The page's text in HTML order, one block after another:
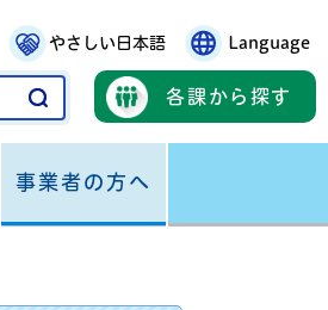
やさしい日本語 Language
各課から探す
事業者の方へ